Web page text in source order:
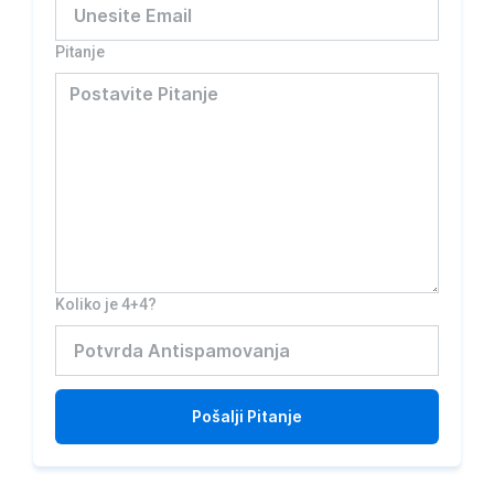
Pitanje
Koliko je 4+4?
Pošalji Pitanje